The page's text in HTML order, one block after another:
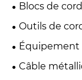
Blocs de
Outils de
Équipement
Câble